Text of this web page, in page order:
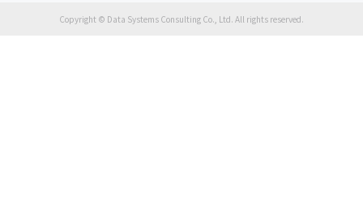
Copyright © Data Systems Consulting Co., Ltd. All rights reserved.